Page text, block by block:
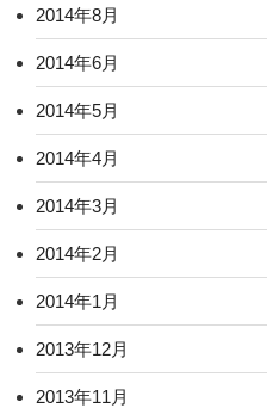
2014年8月
2014年6月
2014年5月
2014年4月
2014年3月
2014年2月
2014年1月
2013年12月
2013年11月